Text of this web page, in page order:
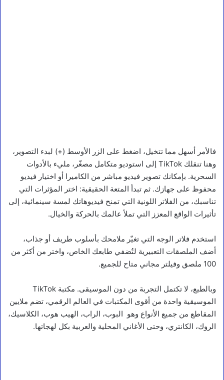
فالأمر أسهل مما تتخيل، اضغط على الزر الأوسط (+) لبدء التصوير،
وهنا تنقلك TikTok إلى استوديو متكامل مصغّر، مليء بالأدوات
السحرية. بإمكانك تصوير فيديو مباشر من الكاميرا أو اختيار فيديو
محفوظ على جهازك. ثم تبدأ المتعة الحقيقية: اختر المؤثرات التي
تناسبك، من الفلاتر اللونية التي تمنح فيديوهاتك لمسة سينمائية، إلى
تأثيرات الواقع المعزز التي تملأ عالمك بالحركة والخيال.
استخدم فلاتر الوجه التي تغيّر ملامحك بأسلوب طريف أو جذاب،
أضف الملصقات التعبيرية لتُضفي طابعك الخاص، واختر من أكثر من
100 ملصق وفيلتر مجاني متاح للجميع.
وبالطبع، لا تكتمل التجربة من دون الموسيقى. مكتبة TikTok
الموسيقية واحدة من أقوى المكتبات في العالم الرقمي، تضم ملايين
المقاطع من جميع الأنواع وهو البوب، الراب، الهيب هوب، الكلاسيك،
الروك، الكانتري، وحتى الأغاني المحلية والعربية بكل لهجاتها.